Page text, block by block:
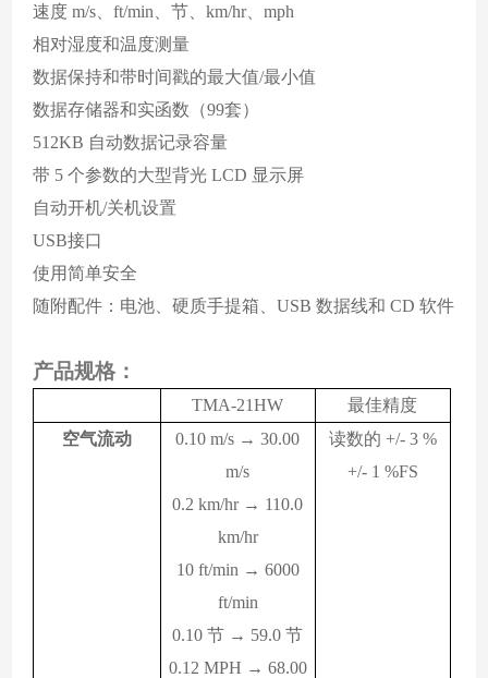
速度m/s、ft/min、节、km/hr、mph
相对湿度和温度测量
数据保持和带时间戳的最大值/最小值
数据存储器和实函数（99套）
512KB 自动数据记录容量
带5 个参数的大型背光 LCD 显示屏
自动开机/关机设置
USB接口
使用简单安全
随附配件：电池、硬质手提箱、 USB 数据线和 CD 软件
产品规格：
TMA-21HW
最佳精度
空气流动
0.10 m/s → 30.00
m/s
0.2 km/hr → 110.0
km/hr
10 ft/min → 6000
ft/min
0.10 节 → 59.0 节
0.12 MPH → 68.00
读数的 +/- 3 %
+/- 1 %FS